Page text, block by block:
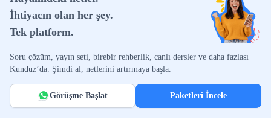
İhtiyacın olan her şey.
Tek platform.
Soru çözüm, yayın seti, birebir rehberlik, canlı dersler ve daha fazlası
Kunduz’da. Şimdi al, netlerini artırmaya başla.
Görüşme Başlat Paketleri İncele